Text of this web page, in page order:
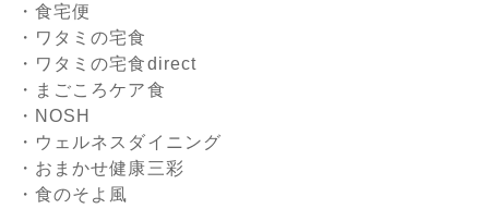
・食宅便
・ワタミの宅食
・ワタミの宅食direct
・まごころケア食
・NOSH
・ウェルネスダイニング
・おまかせ健康三彩
・食のそよ風